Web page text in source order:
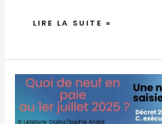
LIRE LA SUITE »
[INFOGRAPHIE]
UNE
NOUVELLE
PROCÉDURE
DE
SAISIE
DES